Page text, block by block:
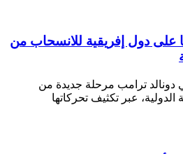
دول إفريقية للانسحاب من
دونالد ترامب مرحلة جديدة من
الدولية، عبر تكثيف تحركاتها